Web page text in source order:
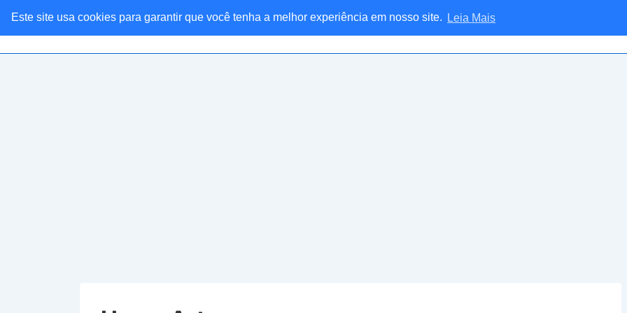
Este site usa cookies para garantir que você tenha a melhor experiência em nosso site. Leia Mais
Linkaria Ofertas